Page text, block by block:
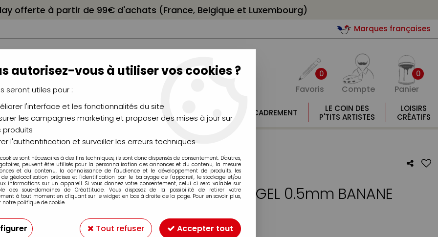
offerte à partir de 99€ d'achats (France, Belgique et Luxembourg)
Marques françaises
0
Favoris Compte
0
Panier
CHÂSSIS
CHEVALETS
AÉROGRAPHIE
MODÉLISME
MOULAGE
ENCADREMENT
LE COIN DES
P'TITS ARTISTES
LOISIRS
CRÉATIFS
ONE P GEL 0.5mm BANANE
STYLO UNIBALL ONE P GEL 0.5mm BANANE
autorisez-vous à utiliser vos cookies ?
seront utiles pour :
l'interface et les fonctionnalités du site
les campagnes marketing et proposer des mises à jour sur
produits
l'authentification et surveiller les erreurs techniques
sont nécessaires à des fins techniques, ils sont donc dispensés de consentement. D'autres,
peuvent être utilisés pour la personnalisation des annonces et du contenu, la mesure
et du contenu, la connaissance de l'audience et le développement de produits, les
de géolocalisation précises et l'identification par le balayage de l'appareil, le stockage et/ou
informations sur un appareil. Si vous donnez votre consentement, celui-ci sera valable sur
des sous-domaines de Créattitude. Vous disposez de la possibilité de retirer votre
à tout moment en cliquant sur le widget en bas à droite de la page. Pour en savoir plus,
notre politique de cookie.
Tout refuser Accepter tout